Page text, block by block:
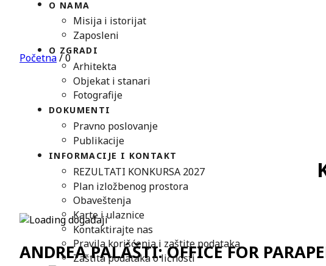
O NAMA
Misija i istorijat
Zaposleni
O ZGRADI
Arhitekta
Objekat i stanari
Fotografije
DOKUMENTI
Pravno poslovanje
Publikacije
INFORMACIJE I KONTAKT
REZULTATI KONKURSA 2027
Plan izložbenog prostora
Obaveštenja
Karte i ulaznice
Kontaktirajte nas
Pravila korišćenja i zaštite podataka
Zaštita podataka o ličnosti
Početna/0
ANDREA PALÁŠTI: OFFICE FOR